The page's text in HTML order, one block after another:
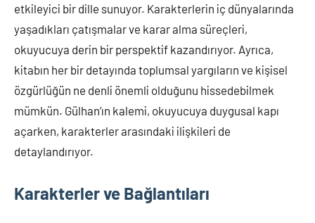
etkileyici bir dille sunuyor. Karakterlerin iç dünyalarında
yaşadıkları çatışmalar ve karar alma süreçleri,
okuyucuya derin bir perspektif kazandırıyor. Ayrıca,
kitabın her bir detayında toplumsal yargıların ve kişisel
özgürlüğün ne denli önemli olduğunu hissedebilmek
mümkün. Gülhan’ın kalemi, okuyucuya duygusal kapı
açarken, karakterler arasındaki ilişkileri de
detaylandırıyor.
Karakterler ve Bağlantıları